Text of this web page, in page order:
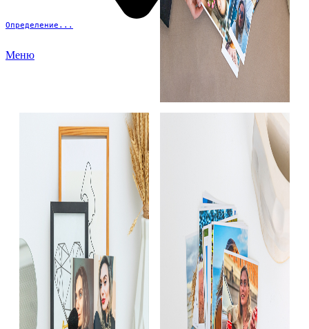
Определение...
Меню